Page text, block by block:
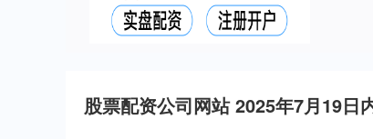
股票配资公司网站 2025年7月19日